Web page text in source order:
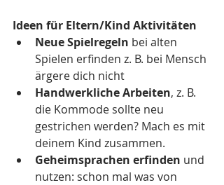
Ideen für Eltern/Kind Aktivitäten
Neue Spielregeln bei alten
Spielen erfinden z. B. bei Mensch
ärgere dich nicht
Handwerkliche Arbeiten, z. B.
die Kommode sollte neu
gestrichen werden? Mach es mit
deinem Kind zusammen.
Geheimsprachen erfinden und
nutzen: schon mal was von